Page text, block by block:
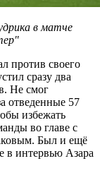
в матче
против своего
сразу два
Не смог
отведенные 57
избежать
во главе с
Был и ещё
в интервью Азара